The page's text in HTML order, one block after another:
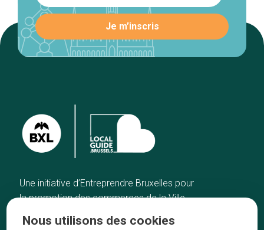
Une initiative d’Entreprendre Bruxelles pour
la promotion des commerces de la Ville
Accueil
Artisans
Nous utilisons des cookies